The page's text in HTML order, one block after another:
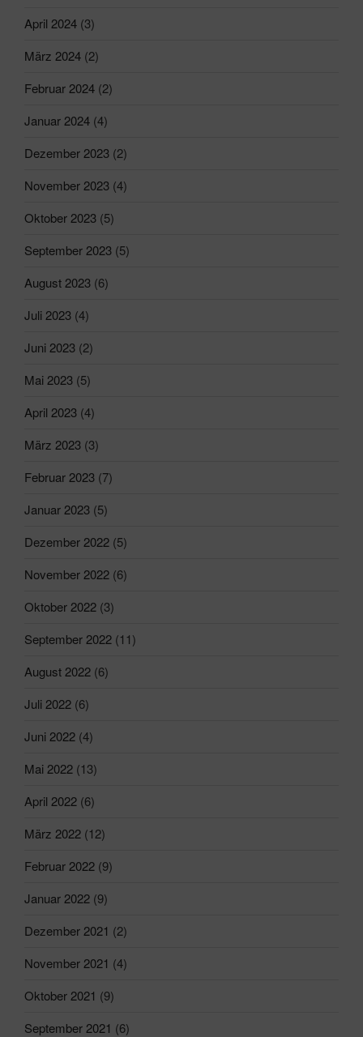
April 2024 (3)
März 2024 (2)
Februar 2024 (2)
Januar 2024 (4)
Dezember 2023 (2)
November 2023 (4)
Oktober 2023 (5)
September 2023 (5)
August 2023 (6)
Juli 2023 (4)
Juni 2023 (2)
Mai 2023 (5)
April 2023 (4)
März 2023 (3)
Februar 2023 (7)
Januar 2023 (5)
Dezember 2022 (5)
November 2022 (6)
Oktober 2022 (3)
September 2022 (11)
August 2022 (6)
Juli 2022 (6)
Juni 2022 (4)
Mai 2022 (13)
April 2022 (6)
März 2022 (12)
Februar 2022 (9)
Januar 2022 (9)
Dezember 2021 (2)
November 2021 (4)
Oktober 2021 (9)
September 2021 (6)